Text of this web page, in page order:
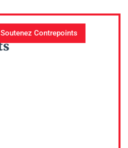
Soutenez Contrepoints